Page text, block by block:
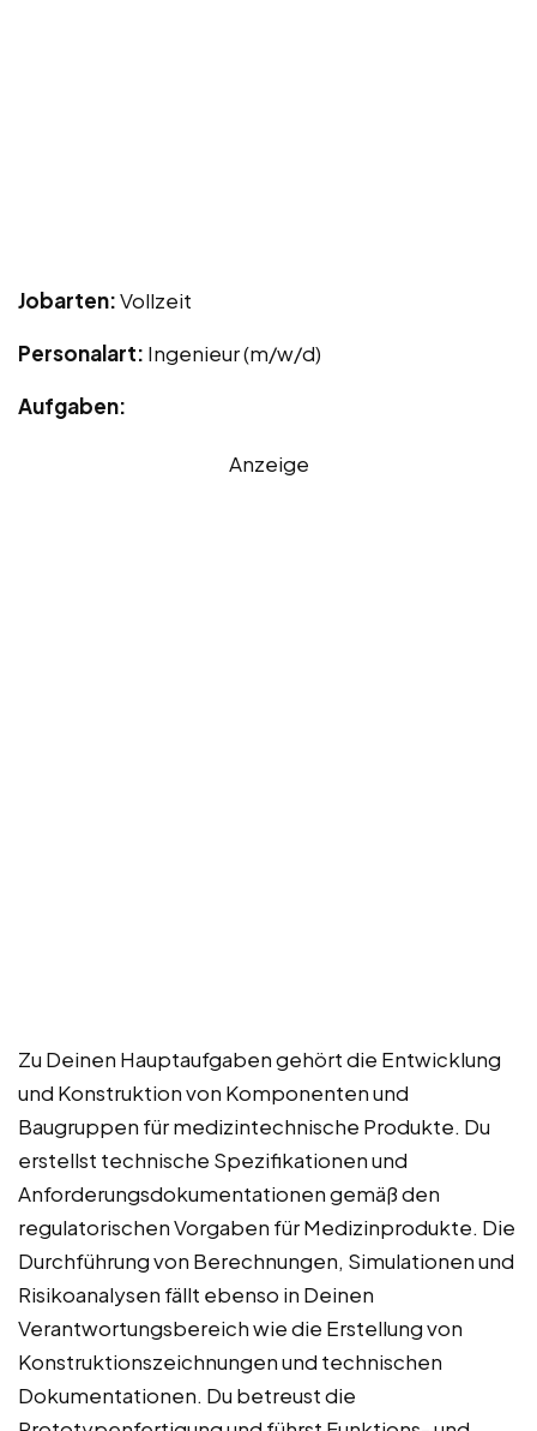
Jobarten:Vollzeit
Personalart: Ingenieur (m/w/d)
Aufgaben:
Anzeige
Zu Deinen Hauptaufgaben gehört die Entwicklung
und Konstruktion von Komponenten und
Baugruppen für medizintechnische Produkte. Du
erstellst technische Spezifikationen und
Anforderungsdokumentationen gemäß den
regulatorischen Vorgaben für Medizinprodukte. Die
Durchführung von Berechnungen, Simulationen und
Risikoanalysen fällt ebenso in Deinen
Verantwortungsbereich wie die Erstellung von
Konstruktionszeichnungen und technischen
Dokumentationen. Du betreust die